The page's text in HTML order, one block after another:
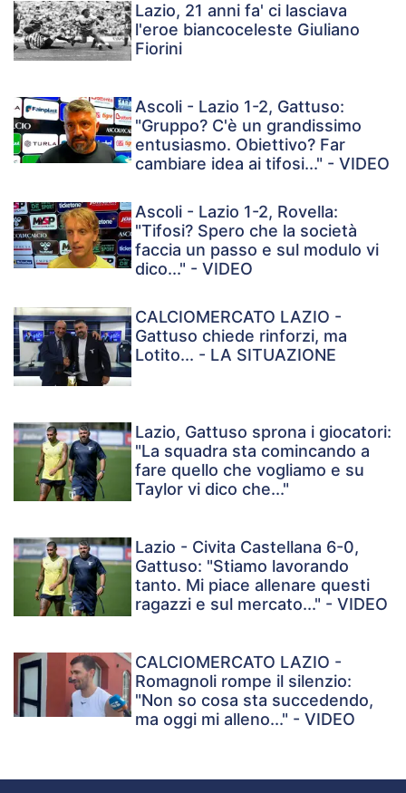
Lazio, 21 anni fa' ci lasciava
l'eroe biancoceleste Giuliano
Fiorini
Ascoli - Lazio 1-2, Gattuso:
"Gruppo? C'è un grandissimo
entusiasmo. Obiettivo? Far
cambiare idea ai tifosi..." - VIDEO
Ascoli - Lazio 1-2, Rovella:
"Tifosi? Spero che la società
faccia un passo e sul modulo vi
dico..." - VIDEO
CALCIOMERCATO LAZIO -
Gattuso chiede rinforzi, ma
Lotito... - LA SITUAZIONE
Lazio, Gattuso sprona i giocatori:
"La squadra sta comincando a
fare quello che vogliamo e su
Taylor vi dico che..."
Lazio - Civita Castellana 6-0,
Gattuso: "Stiamo lavorando
tanto. Mi piace allenare questi
ragazzi e sul mercato..." - VIDEO
CALCIOMERCATO LAZIO -
Romagnoli rompe il silenzio:
"Non so cosa sta succedendo,
ma oggi mi alleno..." - VIDEO